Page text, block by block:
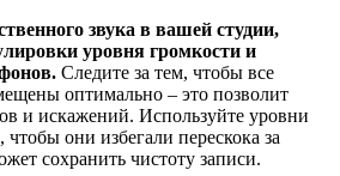
звука в вашей студии,
уровня громкости и
Следите за тем, чтобы все
оптимально – это позволит
и искажений. Используйте уровни
чтобы они избегали перескока за
сохранить чистоту записи.